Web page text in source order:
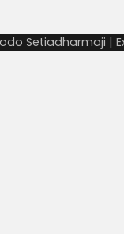
Setiadharmaji |